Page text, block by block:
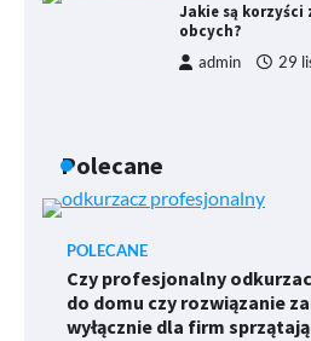
Jakie są
obcych?
admin 29
Polecane
POLECANE
Czy profesjonalny
do domu czy rozwiązanie
wyłącznie dla firm